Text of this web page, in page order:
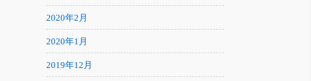
2020年2月
2020年1月
2019年12月